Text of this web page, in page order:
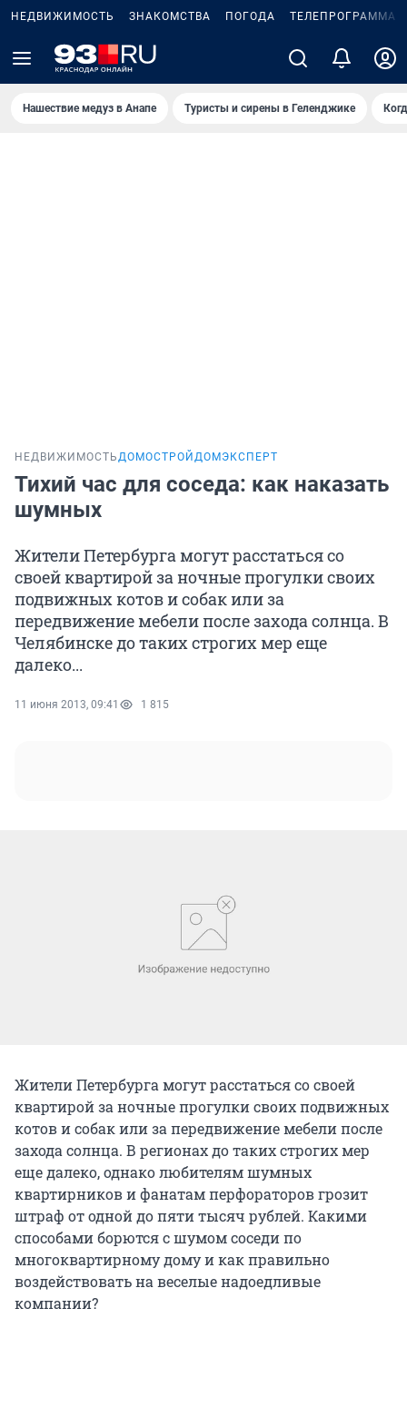
НЕДВИЖИМОСТЬ ЗНАКОМСТВА ПОГОДА ТЕЛЕПРОГРАММА
Нашествие медуз в Анапе Туристы и сирены в Геленджике
НЕДВИЖИМОСТЬДОМОСТРОЙ ДОМЭКСПЕРТ
Тихий час для соседа: как наказать
шумных
Жители Петербурга могут расстаться со
своей квартирой за ночные прогулки своих
подвижных котов и собак или за
передвижение мебели после захода солнца. В
Челябинске до таких строгих мер еще
далеко...
11 июня 2013, 09:41 1 815
Жители Петербурга могут расстаться со своей
квартирой за ночные прогулки своих подвижных
котов и собак или за передвижение мебели после
захода солнца. В регионах до таких строгих мер
еще далеко, однако любителям шумных
квартирников и фанатам перфораторов грозит
штраф от одной до пяти тысяч рублей. Какими
способами борются с шумом соседи по
многоквартирному дому и как правильно
воздействовать на веселые надоедливые
компании?